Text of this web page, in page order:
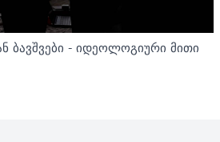
ბავშვები - იდეოლოგიური მითი